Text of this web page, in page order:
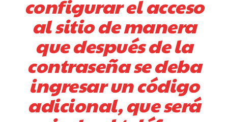
configurar el acceso
al sitio de manera
que después de la
contraseña se deba
ingresar un código
adicional, que será